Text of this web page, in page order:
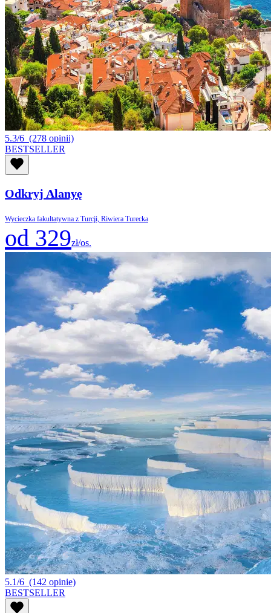
5.3/6 (278 opinii)
BESTSELLER
Odkryj Alanyę
Wycieczka fakultatywna z Turcji, Riwiera Turecka
od 329zł/os.
5.1/6 (142 opinie)
BESTSELLER